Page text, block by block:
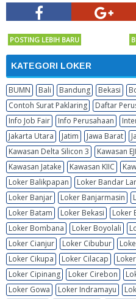
POSTING LEBIH BARU
KATEGORI LOKER
BUMN Bali Bandung Bekasi
Contoh Surat Paklaring
Daftar
Info Job Fair
Info Perusahaan
Jakarta Utara
Jatim Jawa Barat
Kawasan Delta Silicon 3
Kawasan
Kawasan Jatake
Kawasan KIIC
Loker Balikpapan
Loker Bandar
Loker Banjar
Loker Banjarmasin
Loker Batam
Loker Bekasi Loker
Loker Bombana
Loker Boyolali
Loker Cianjur
Loker Cibubur
Loker Cikupa
Loker Cilacap
Loker Cipinang
Loker Cirebon
Loker Gowa
Loker Indramayu